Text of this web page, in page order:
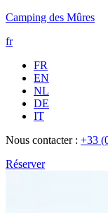
Camping des Mûres
fr
FR
EN
NL
DE
IT
Nous contacter : +33
Réserver